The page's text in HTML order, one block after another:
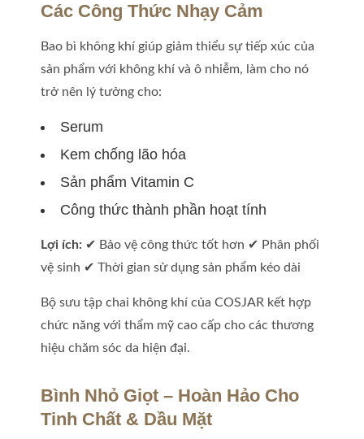
Các Công Thức Nhạy Cảm
Bao bì không khí giúp giảm thiểu sự tiếp xúc của
sản phẩm với không khí và ô nhiễm, làm cho nó
trở nên lý tưởng cho:
Serum
Kem chống lão hóa
Sản phẩm Vitamin C
Công thức thành phần hoạt tính
Lợi ích: ✔ Bảo vệ công thức tốt hơn ✔ Phân phối
vệ sinh ✔ Thời gian sử dụng sản phẩm kéo dài
Bộ sưu tập chai không khí của COSJAR kết hợp
chức năng với thẩm mỹ cao cấp cho các thương
hiệu chăm sóc da hiện đại.
Bình Nhỏ Giọt – Hoàn Hảo Cho
Tinh Chất & Dầu Mặt